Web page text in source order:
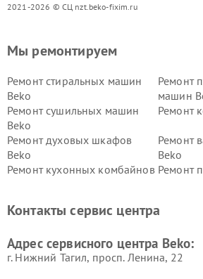
2021-2026 © СЦ nzt.beko-fixim.ru
Мы ремонтируем
Ремонт стиральных машин
Beko
Ремонт
машин
Ремонт сушильных машин
Beko
Ремонт
Ремонт духовых шкафов
Beko
Ремонт
Beko
Ремонт кухонных комбайнов Ремонт
Ремонт холодильников Beko Ремонт
Контакты сервис центра
Адрес сервисного центра Beko:
г. Нижний Тагил, просп. Ленина, 22